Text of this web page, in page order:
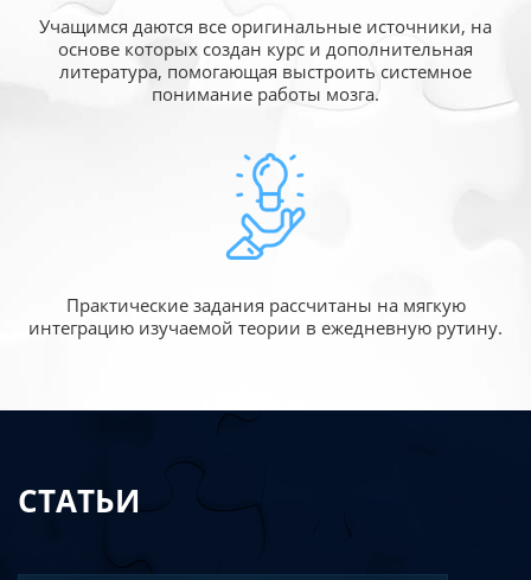
Учащимся даются все оригинальные источники, на
основе которых создан курс и дополнительная
литература, помогающая выстроить системное
понимание работы мозга.
Практические задания рассчитаны на мягкую
интеграцию изучаемой теории в ежедневную рутину.
СТАТЬИ